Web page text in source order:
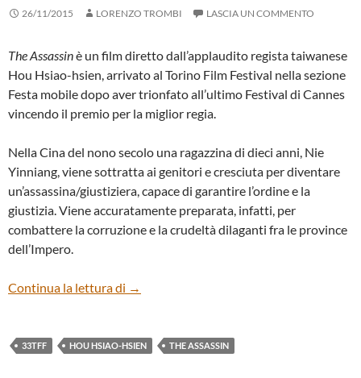
26/11/2015 LORENZO TROMBI LASCIA UN COMMENTO
The Assassinè un film diretto dall’applaudito regista taiwanese
Hou Hsiao-hsien, arrivato al Torino Film Festival nella sezione
Festa mobile dopo aver trionfato all’ultimo Festival di Cannes
vincendo il premio per la miglior regia.
Nella Cina del nono secolo una ragazzina di dieci anni, Nie
Yinniang, viene sottratta ai genitori e cresciuta per diventare
un’assassina/giustiziera, capace di garantire l’ordine e la
giustizia. Viene accuratamente preparata, infatti, per
combattere la corruzione e la crudeltà dilaganti fra le province
dell’Impero.
Continua la lettura di “The Assassin” di Hou Hsiao-Hsien
→
33TFF HOU HSIAO-HSIEN THE ASSASSIN